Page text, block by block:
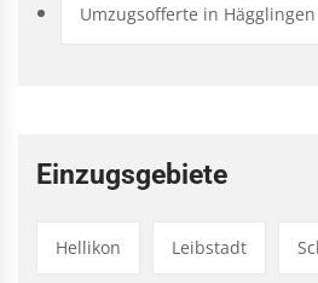
Umzugsofferte in Hägglingen
Einzugsgebiete
Hellikon Leibstadt